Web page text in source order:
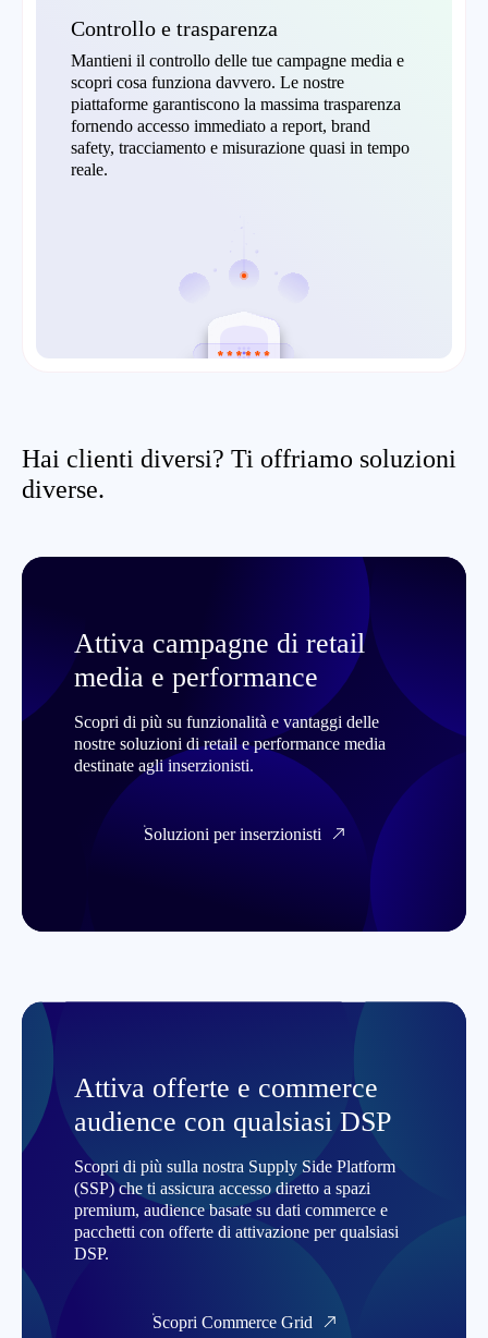
Controllo e trasparenza
Mantieni il controllo delle tue campagne media e
scopri cosa funziona davvero. Le nostre
piattaforme garantiscono la massima trasparenza
fornendo accesso immediato a report, brand
safety, tracciamento e misurazione quasi in tempo
reale.
Hai clienti diversi? Ti offriamo soluzioni
diverse.
Attiva campagne di retail
media e performance
Scopri di più su funzionalità e vantaggi delle
nostre soluzioni di retail e performance media
destinate agli inserzionisti.
Soluzioni per inserzionisti
Attiva offerte e commerce
audience con qualsiasi DSP
Scopri di più sulla nostra Supply Side Platform
(SSP) che ti assicura accesso diretto a spazi
premium, audience basate su dati commerce e
pacchetti con offerte di attivazione per qualsiasi
DSP.
Scopri Commerce Grid